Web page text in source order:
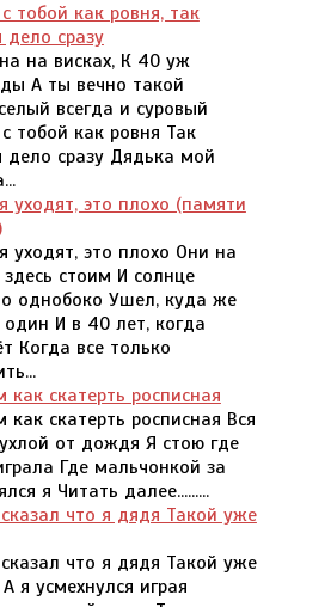
тобой как ровня, так
дело сразу
на висках, К 40 уж
А ты вечно такой
всегда и суровый
тобой как ровня Так
дело сразу Дядька мой
уходят, это плохо (памяти
уходят, это плохо Они на
стоим И солнце
однобоко Ушел, куда же
И в 40 лет, когда
Когда все только
как скатерть росписная
как скатерть росписная Вся
от дождя Я стою где
Где мальчонкой за
я Читать далее.........
что я дядя Такой уже
что я дядя Такой уже
я усмехнулся играя